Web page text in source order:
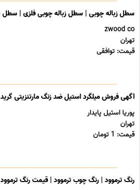
سطل زباله چوبی | سطل زباله چوبی فلزی | سطل
zwood co
تهران
قیمت: توافقی
آگهی فروش میلگرد استیل ضد زنگ مارتنزیتی گرید 1.4122 (X39CrMo17-1)
پوریا استیل پایدار
تهران
قیمت: 1 تومان
رنگ ترموود | رنگ چوب ترموود | قیمت رنگ ترموود